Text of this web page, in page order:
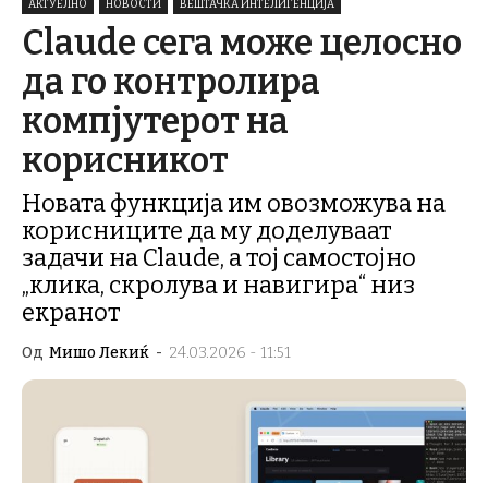
АКТУЕЛНО НОВОСТИ ВЕШТАЧКА ИНТЕЛИГЕНЦИЈА
Claude сега може целосно
да го контролира
компјутерот на
корисникот
Новата функција им овозможува на
корисниците да му доделуваат
задачи на Claude, а тој самостојно
„клика, скролува и навигира“ низ
екранот
Од Мишо Лекиќ - 24.03.2026 - 11:51